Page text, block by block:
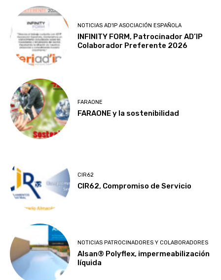
NOTICIAS AD'IP ASOCIACIÓN ESPAÑOLA
INFINITY FORM, Patrocinador AD’IP
Colaborador Preferente 2026
FARAONE
FARAONE y la sostenibilidad
CIR62
CIR62, Compromiso de Servicio
NOTICIAS PATROCINADORES Y COLABORADORES
Alsan® Polyflex, impermeabilización
líquida